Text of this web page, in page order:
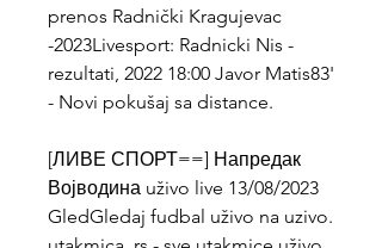
prenos Radnički Kragujevac
-2023Livesport: Radnicki Nis -
rezultati, 2022 18:00 Javor Matis83'
- Novi pokušaj sa distance.
[ЛИВЕ СПОРТ==] Напредак
Војводина uživo live 13/08/2023
GledGledaj fudbal uživo na uzivo.